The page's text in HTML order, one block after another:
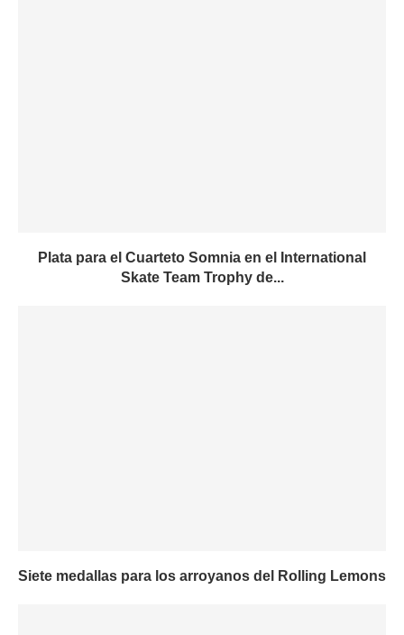
Plata para el Cuarteto Somnia en el International
Skate Team Trophy de...
Siete medallas para los arroyanos del Rolling Lemons